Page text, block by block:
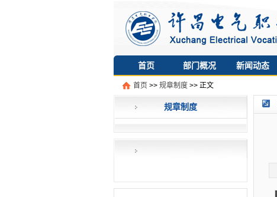
首页 部门概况 新闻动态
首页 >> 规章制度 >> 正文
规章制度